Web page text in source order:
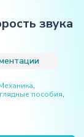
звука
,
пособия,